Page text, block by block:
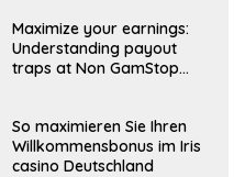
Maximize your earnings:
Understanding payout
traps at Non GamStop
So maximieren Sie Ihren
Willkommensbonus im Iris
casino Deutschland